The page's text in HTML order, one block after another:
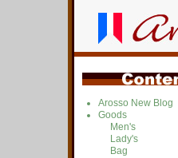
Arosso New Blog
Goods
Men's
Lady's
Bag